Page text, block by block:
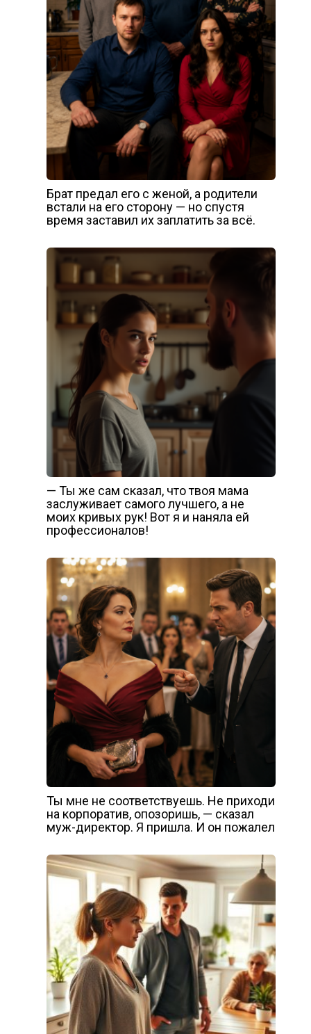
Брат предал его с женой, а родители
встали на его сторону — но спустя
время заставил их заплатить за всё.
— Ты же сам сказал, что твоя мама
заслуживает самого лучшего, а не
моих кривых рук! Вот я и наняла ей
профессионалов!
Ты мне не соответствуешь. Не приходи
на корпоратив, опозоришь, — сказал
муж-директор. Я пришла. И он пожалел